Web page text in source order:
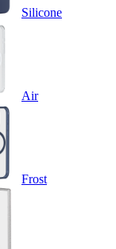
Silicone
Air
Frost